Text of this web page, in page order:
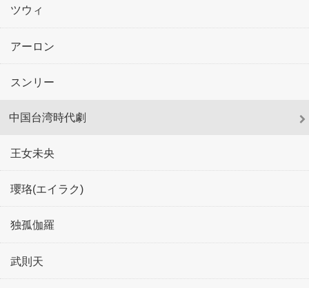
ツウィ
アーロン
スンリー
中国台湾時代劇
王女未央
瓔珞(エイラク)
独孤伽羅
武則天